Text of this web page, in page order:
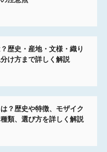
歴史・産地・文様・織り
け方まで詳しく解説
？歴史や特徴、モザイク
類、選び方を詳しく解説